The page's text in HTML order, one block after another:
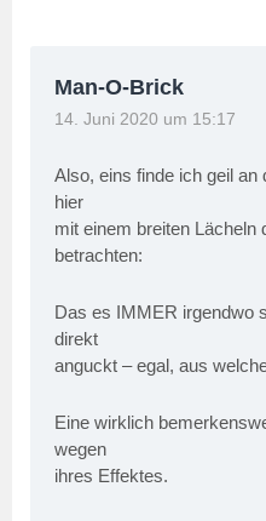
Man-O-Brick
14. Juni 2020 um 15:17
Also, eins finde ich geil
hier
mit einem breiten Lächeln
betrachten:
Das es IMMER irgendwo
direkt
anguckt – egal, aus
Eine wirklich
wegen
ihres Effektes.